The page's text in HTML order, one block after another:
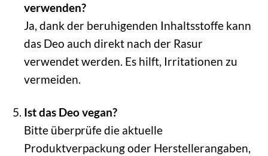
verwenden?
Ja, dank der beruhigenden Inhaltsstoffe kann
das Deo auch direkt nach der Rasur
verwendet werden. Es hilft, Irritationen zu
vermeiden.
Ist das Deo vegan?
Bitte überprüfe die aktuelle
Produktverpackung oder Herstellerangaben,